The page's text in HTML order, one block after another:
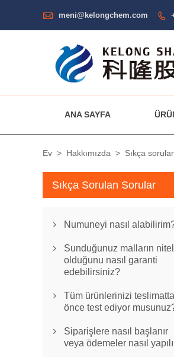
 meni@kelongchem.com 
ANA SAYFA
Ev > Hakkımızda > Sıkça
Sıkça Sorulan Sorular
 Numuneyi nasıl

Sunduğunuz malların
olduğunu nasıl garanti
edebilirsiniz?

Tüm ürünlerinizi
önce test ediyor

Siparişlere nasıl başlanır
veya ödemeler nasıl